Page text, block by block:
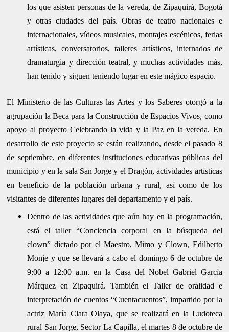
los que asisten personas de la vereda, de Zipaquirá, Bogotá
y otras ciudades del país. Obras de teatro nacionales e
internacionales, vídeos musicales, montajes escénicos, ferias
artísticas, conversatorios, talleres artísticos, internados de
dramaturgia y dirección teatral, y muchas actividades más,
han tenido y siguen teniendo lugar en este mágico espacio.
El Ministerio de las Culturas las Artes y los Saberes otorgó a la
agrupación la Beca para la Construcción de Espacios Vivos, como
apoyo al proyecto Celebrando la vida y la Paz en la vereda. En
desarrollo de este proyecto se están realizando, desde el pasado 8
de septiembre, en diferentes instituciones educativas públicas del
municipio y en la sala San Jorge y el Dragón, actividades artísticas
en beneficio de la población urbana y rural, así como de los
visitantes de diferentes lugares del departamento y el país.
Dentro de las actividades que aún hay en la programación,
está el taller “Conciencia corporal en la búsqueda del
clown” dictado por el Maestro, Mimo y Clown, Edilberto
Monje y que se llevará a cabo el domingo 6 de octubre de
9:00 a 12:00 a.m. en la Casa del Nobel Gabriel García
Márquez en Zipaquirá. También el Taller de oralidad e
interpretación de cuentos “Cuentacuentos”, impartido por la
actriz María Clara Olaya, que se realizará en la Ludoteca
rural San Jorge, Sector La Capilla, el martes 8 de octubre de